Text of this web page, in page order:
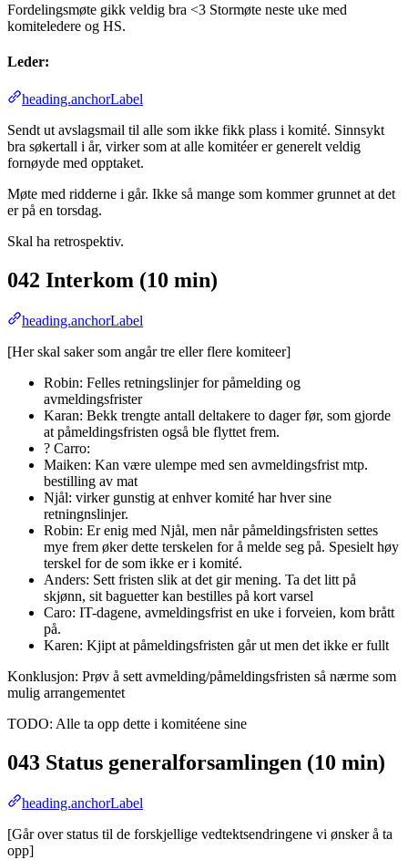
Fordelingsmøte gikk veldig bra <3 Stormøte neste uke med
komiteledere og HS.
Leder:
heading.anchorLabel
Sendt ut avslagsmail til alle som ikke fikk plass i komité. Sinnsykt
bra søkertall i år, virker som at alle komitéer er generelt veldig
fornøyde med opptaket.
Møte med ridderne i går. Ikke så mange som kommer grunnet at det
er på en torsdag.
Skal ha retrospektiv.
042 Interkom (10 min)
heading.anchorLabel
[Her skal saker som angår tre eller flere komiteer]
Robin: Felles retningslinjer for påmelding og
avmeldingsfrister
Karan: Bekk trengte antall deltakere to dager før, som gjorde
at påmeldingsfristen også ble flyttet frem.
? Carro:
Maiken: Kan være ulempe med sen avmeldingsfrist mtp.
bestilling av mat
Njål: virker gunstig at enhver komité har hver sine
retningnslinjer.
Robin: Er enig med Njål, men når påmeldingsfristen settes
mye frem øker dette terskelen for å melde seg på. Spesielt høy
terskel for de som ikke er i komité.
Anders: Sett fristen slik at det gir mening. Ta det litt på
skjønn, sit baguetter kan bestilles på kort varsel
Caro: IT-dagene, avmeldingsfrist en uke i forveien, kom brått
på.
Karen: Kjipt at påmeldingsfristen går ut men det ikke er fullt
Konklusjon: Prøv å sett avmelding/påmeldingsfristen så nærme som
mulig arrangementet
TODO: Alle ta opp dette i komitéene sine
043 Status generalforsamlingen (10 min)
heading.anchorLabel
[Går over status til de forskjellige vedtektsendringene vi ønsker å ta
opp]